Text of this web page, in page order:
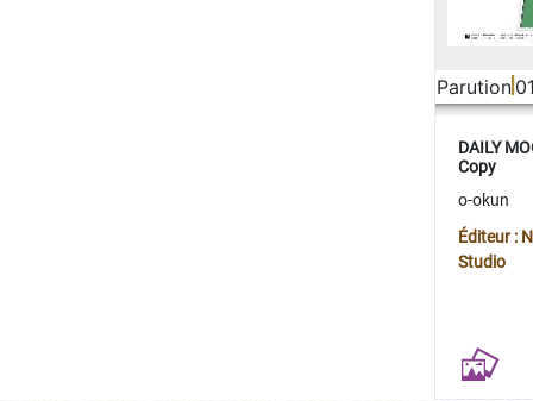
Parution
DAILY
Copy
o-okun
Éditeur :
Studio